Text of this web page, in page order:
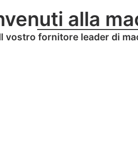
PER LA
per la saldatura
costruzione ad alto
alla
vostro fornitore leader di